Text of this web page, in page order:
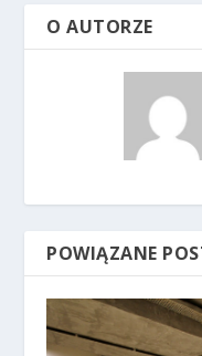
O AUTORZE
POWIĄZANE